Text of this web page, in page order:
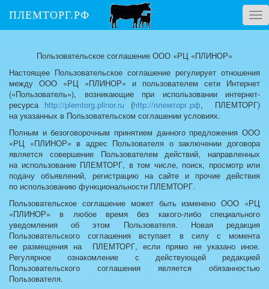
ПЛЕМТОРГ.РФ
Пользовательское соглашение ООО «РЦ «ПЛИНОР»
Настоящее Пользовательское соглашение регулирует отношения
между ООО «РЦ «ПЛИНОР» и пользователем сети Интернет
(«Пользователь»), возникающие при использовании интернет-
ресурса http://plemtorg.plinor.ru (http://племторг.рф, ПЛЕМТОРГ)
на указанных в Пользовательском соглашении условиях.
Полным и безоговорочным принятием данного предложения ООО
«РЦ «ПЛИНОР» в адрес Пользователя о заключении договора
является совершение Пользователем действий, направленных
на использование ПЛЕМТОРГ, в том числе, поиск, просмотр или
подачу объявлений, регистрацию на сайте и прочие действия
по использованию функциональности ПЛЕМТОРГ.
Пользовательское соглашение может быть изменено ООО «РЦ
«ПЛИНОР» в любое время без какого-либо специального
уведомления об этом Пользователя. Новая редакция
Пользовательского соглашения вступает в силу с момента
ее размещения на ПЛЕМТОРГ, если прямо не указано иное.
Регулярное ознакомление с действующей редакцией
Пользовательского соглашения является обязанностью
Пользователя.